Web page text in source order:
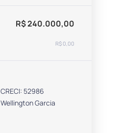
R$ 240.000,00
R$ 0,00
CRECI: 52986
Wellington Garcia